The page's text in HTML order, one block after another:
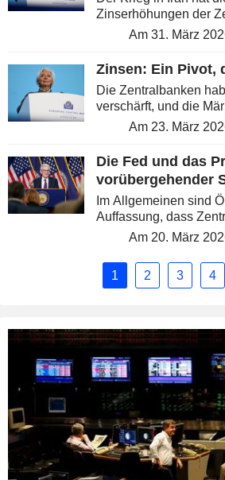
Zinserhöhungen der
entfacht. Doch der
Am 31. März
Zinsen: Ein Pivot,
Die Zentralbanken
verschärft, und die
Botschaft glasklar
Am 23. März
Die Fed und das
vorübergehender
Im Allgemeinen sind
Auffassung, dass
Anstieg der
Schock zu ignorieren,
schwieriger,...
Am 20. März
1 2 3 4